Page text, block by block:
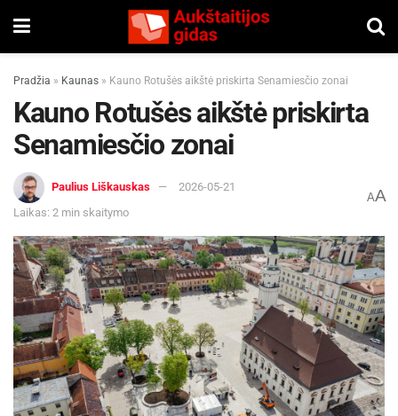
Pradžia » Kaunas » Kauno Rotušės aikštė priskirta Senamiesčio zonai
Kauno Rotušės aikštė priskirta
Senamiesčio zonai
Paulius Liškauskas
2026-05-21
Laikas: 2 min skaitymo
AA